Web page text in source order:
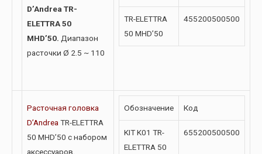
D’Andrea TR-
ELETTRA 50
MHD’50. Диапазон
расточки Ø 2.5 ~ 110
TR-ELETTRA
50 MHD’50
455200500500
Расточная головка
D’AndreaTR-ELETTRA
50 MHD’50 с набором
аксессуаров.
Обозначение Код
KIT K01 TR-
ELETTRA 50
655200500500